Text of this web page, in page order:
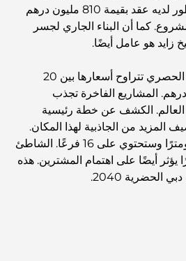
الأخير من قبل نخيل. المطور لديه عقد بقيمة 810 مليون درهم
كما أن البناء الجاري لجسر
زايد هو عامل أيضًا.
الفيلات في هذا المشروع الحصري تتراوح أسعارها بين 20
و 50 مليون درهم. المشاريع الفاخرة تجذب
العالم. الكشف عن خطة رئيسية
المزيد من الجاذبية لهذا المكان.
ستتمدد لمسافة 13.4 كيلومترًا وستحتوي على 16 فرعًا. الشاطئ
91 كيلومترًا يؤثر أيضًا على اهتمام المشترين. هذه
الحضرية 2040.